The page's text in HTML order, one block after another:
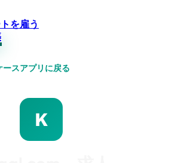
を雇う
スアプリに戻る
K